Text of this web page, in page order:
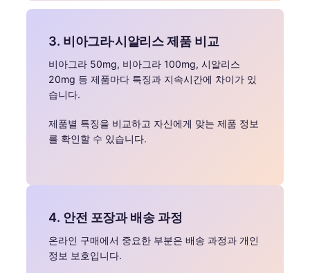
3. 비아그라·시알리스 제품 비교
비아그라 50mg, 비아그라 100mg, 시알리스
20mg 등 제품마다 특징과 지속시간에 차이가 있
습니다.
제품별 특징을 비교하고 자신에게 맞는 제품 정보
를 확인할 수 있습니다.
4. 안전 포장과 배송 과정
온라인 구매에서 중요한 부분은 배송 과정과 개인
정보 보호입니다.